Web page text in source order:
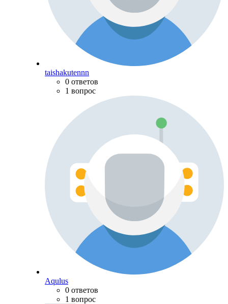
taishakutennn
0 ответов
1 вопрос
Aqulus
0 ответов
1 вопрос